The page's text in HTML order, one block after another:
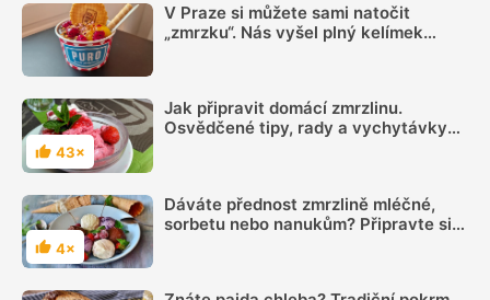
V Praze si můžete sami natočit
„zmrzku“. Nás vyšel plný kelímek
Hodnocení
43×
Jak připravit domácí zmrzlinu.
Osvědčené tipy, rady a vychytávky
Hodnocení
4×
Dáváte přednost zmrzlině mléčné,
sorbetu nebo nanukům? Připravte si